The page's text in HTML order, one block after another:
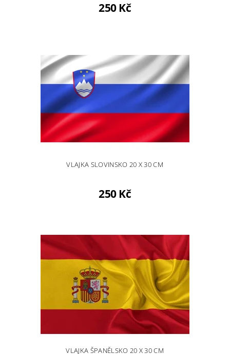
250 Kč
VLAJKA SLOVINSKO 20 X 30 CM
250 Kč
VLAJKA ŠPANĚLSKO 20 X 30 CM